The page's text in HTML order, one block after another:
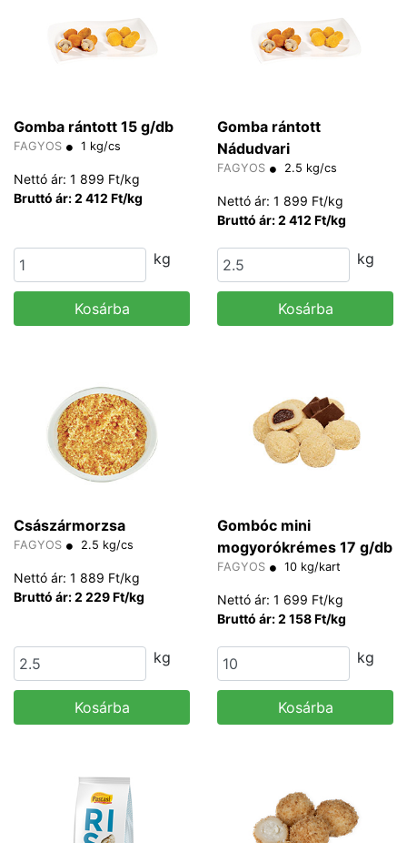
Gomba rántott 15 g/db
FAGYOS 1 kg/cs
Nettó ár: 1 899 Ft/kg
Bruttó ár: 2 412 Ft/kg
kg
Kosárba
Gomba rántott
Nádudvari
FAGYOS 2.5 kg/cs
Nettó ár: 1 899 Ft/kg
Bruttó ár: 2 412 Ft/kg
kg
Kosárba
Császármorzsa
FAGYOS 2.5 kg/cs
Nettó ár: 1 889 Ft/kg
Bruttó ár: 2 229 Ft/kg
kg
Kosárba
Gombóc mini
mogyorókrémes 17 g/db
FAGYOS 10 kg/kart
Nettó ár: 1 699 Ft/kg
Bruttó ár: 2 158 Ft/kg
kg
Kosárba